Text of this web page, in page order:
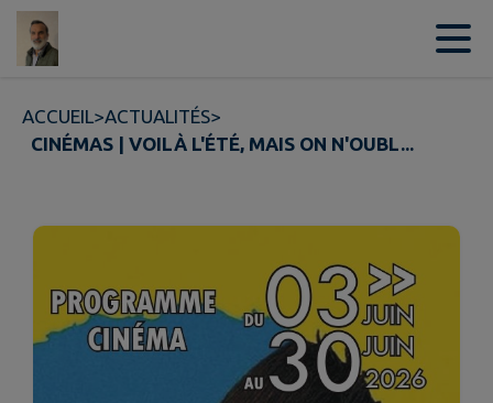
Contenu
ACCUEIL>ACTUALITÉS>
CINÉMAS | VOILÀ L'ÉTÉ, MAIS ON N'OUBL...